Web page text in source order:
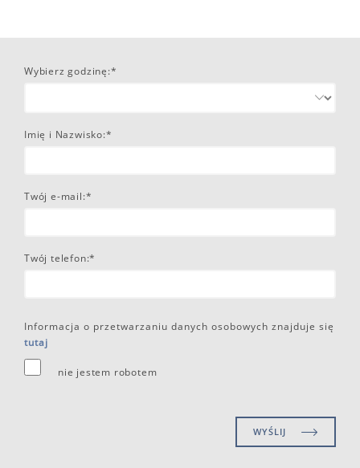
Wybierz godzinę:*
Imię i Nazwisko:*
Twój e-mail:*
Twój telefon:*
Informacja o przetwarzaniu danych osobowych znajduje się
tutaj
nie jestem robotem
WYŚLIJ